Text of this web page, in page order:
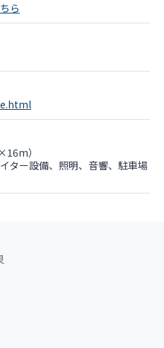
ら
）
ター設備、照明、音響、駐車場